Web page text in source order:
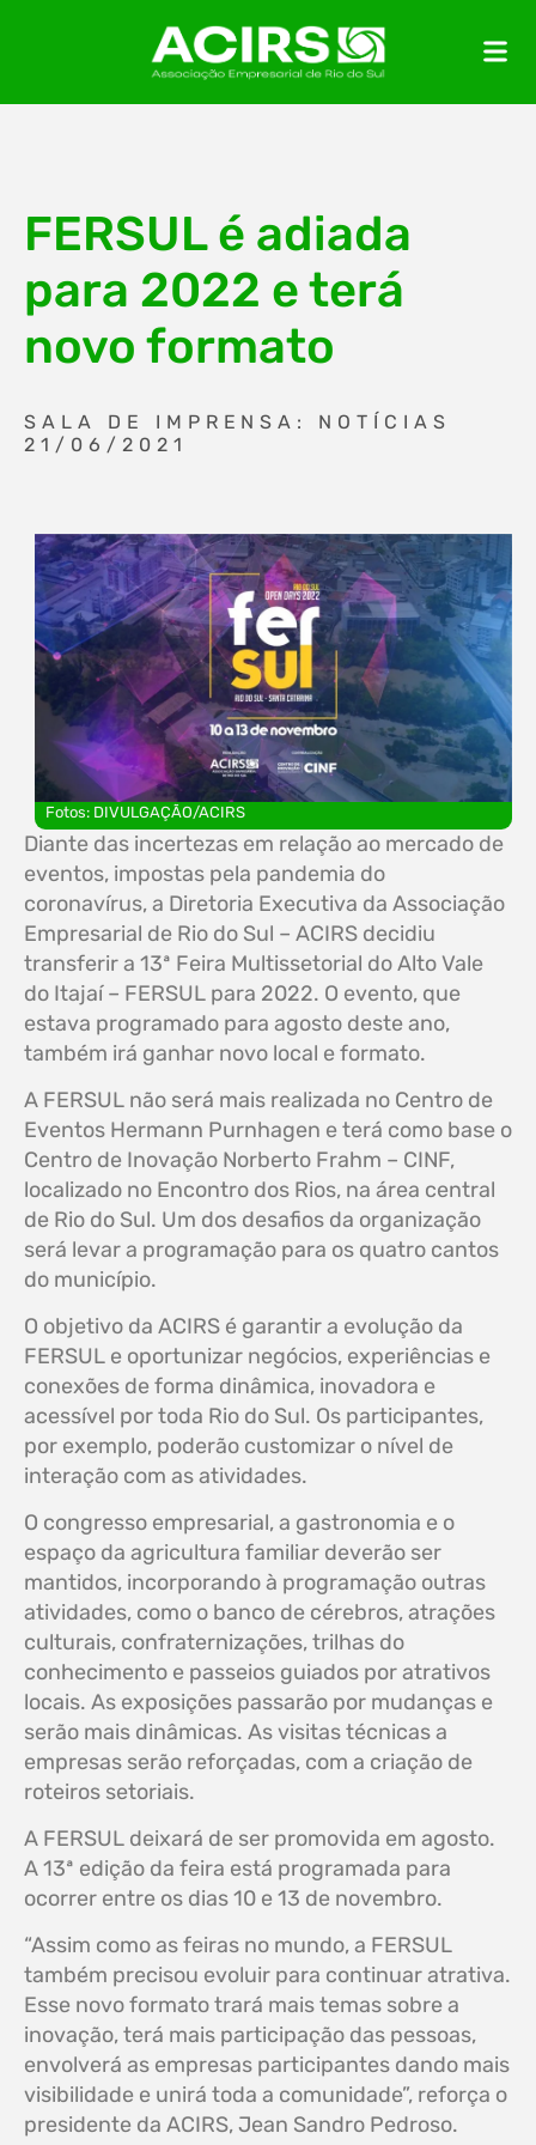
FERSUL é adiada
para 2022 e terá
novo formato
SALA DE IMPRENSA: NOTÍCIAS
21/06/2021
Fotos: DIVULGAÇÃO/ACIRS
Diante das incertezas em relação ao mercado de
eventos, impostas pela pandemia do
coronavírus, a Diretoria Executiva da Associação
Empresarial de Rio do Sul – ACIRS decidiu
transferir a 13ª Feira Multissetorial do Alto Vale
do Itajaí – FERSUL para 2022. O evento, que
estava programado para agosto deste ano,
também irá ganhar novo local e formato.
A FERSUL não será mais realizada no Centro de
Eventos Hermann Purnhagen e terá como base o
Centro de Inovação Norberto Frahm – CINF,
localizado no Encontro dos Rios, na área central
de Rio do Sul. Um dos desafios da organização
será levar a programação para os quatro cantos
do município.
O objetivo da ACIRS é garantir a evolução da
FERSUL e oportunizar negócios, experiências e
conexões de forma dinâmica, inovadora e
acessível por toda Rio do Sul. Os participantes,
por exemplo, poderão customizar o nível de
interação com as atividades.
O congresso empresarial, a gastronomia e o
espaço da agricultura familiar deverão ser
mantidos, incorporando à programação outras
atividades, como o banco de cérebros, atrações
culturais, confraternizações, trilhas do
conhecimento e passeios guiados por atrativos
locais. As exposições passarão por mudanças e
serão mais dinâmicas. As visitas técnicas a
empresas serão reforçadas, com a criação de
roteiros setoriais.
A FERSUL deixará de ser promovida em agosto.
A 13ª edição da feira está programada para
ocorrer entre os dias 10 e 13 de novembro.
“Assim como as feiras no mundo, a FERSUL
também precisou evoluir para continuar atrativa.
Esse novo formato trará mais temas sobre a
inovação, terá mais participação das pessoas,
envolverá as empresas participantes dando mais
visibilidade e unirá toda a comunidade”, reforça o
presidente da ACIRS, Jean Sandro Pedroso.